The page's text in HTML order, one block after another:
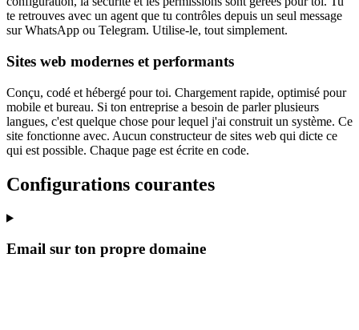
te retrouves avec un agent que tu contrôles depuis un seul message
sur WhatsApp ou Telegram. Utilise-le, tout simplement.
Sites web modernes et performants
Conçu, codé et hébergé pour toi. Chargement rapide, optimisé pour
mobile et bureau. Si ton entreprise a besoin de parler plusieurs
langues, c'est quelque chose pour lequel j'ai construit un système. Ce
site fonctionne avec. Aucun constructeur de sites web qui dicte ce
qui est possible. Chaque page est écrite en code.
Configurations courantes
Email sur ton propre domaine